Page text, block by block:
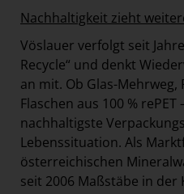
Nachhaltigkeit zieht
Vöslauer verfolgt seit
Recycle“ und denkt
an mit. Ob Glas-Mehrweg,
Flaschen aus 100 %
nachhaltigste
Lebenssituation. Als
österreichischen
seit 2006 Maßstäbe in